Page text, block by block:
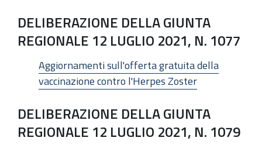
DELIBERAZIONE DELLA GIUNTA
REGIONALE 12 LUGLIO 2021, N. 1077
Aggiornamenti sull'offerta gratuita della
vaccinazione contro l'Herpes Zoster
DELIBERAZIONE DELLA GIUNTA
REGIONALE 12 LUGLIO 2021, N. 1079